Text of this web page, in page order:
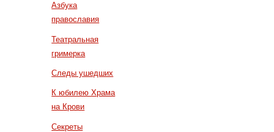
Азбука
православия
Театральная
гримерка
Следы ушедших
К юбилею Храма
на Крови
Секреты